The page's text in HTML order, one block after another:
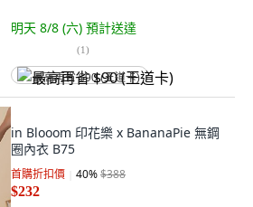
明天 8/8 (六) 預計送達
(1)
最高再省 $90 (王道卡)
in Blooom 印花樂 x BananaPie 無鋼
圈內衣 B75
首購折扣價 40%$388
$232